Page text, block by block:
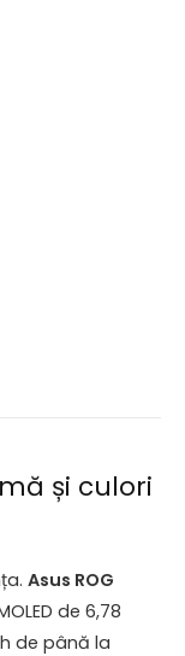
și culori
Asus ROG
de 6,78
de până la